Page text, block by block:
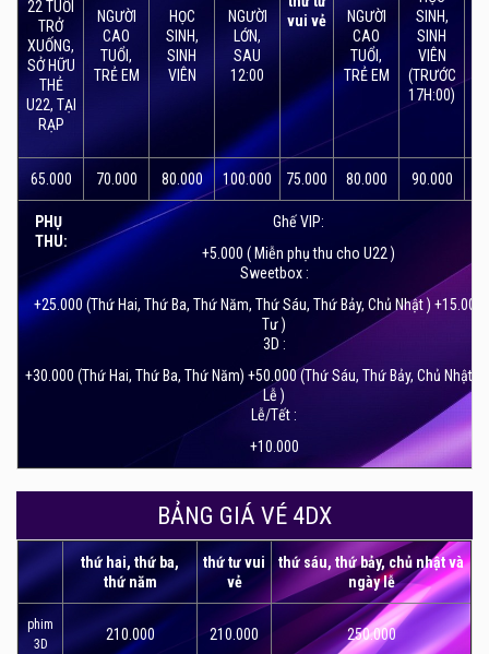
Cụm rạpCGV SC VivoCitycó 7 phòng chiếu phim,
trong đó 1 phòng chiếu IMAX, 1 phòng chiếu premium
hạng sang, 1 phòng chiếu 4DX và 4 phòng chiếu phim
2D, 3D. Bên cạnh các phòng chiếu công nghệ mới và
tiên tiến như 4DX, IMAX, Premium, thì toàn bộ các rạp
chiếu tại CGV VivoCity được đầu tư hệ thống âm
thanh vòm tạo hiệu ứng đa chiều Dolby@Surround
7.1, mang lại cho khán giả những thước phim trung
thực và sống động, đúng với tiêu chuẩn chiếu phim
quốc tế.
vui vẻ
22 TUỔI
TRỞ
XUỐNG,
SỞ HỮU
THẺ
U22, TẠI
RẠP
NGƯỜI
CAO
TUỔI,
TRẺ EM
HỌC
SINH,
SINH
VIÊN
NGƯỜI
LỚN,
SAU
12:00
NGƯỜI
CAO
TUỔI,
TRẺ EM
SINH,
SINH
VIÊN
(TRƯỚC
17H:00)
65.000 70.000 80.000 100.000 75.000 80.000 90.000
PHỤ
THU:
Ghế VIP:
+5.000 ( Miễn phụ thu cho U22 )
Sweetbox :
+25.000 (Thứ Hai, Thứ Ba, Thứ Năm, Thứ Sáu, Thứ Bảy, Chủ Nhật ) +15.000
Tư )
3D :
+30.000 (Thứ Hai, Thứ Ba, Thứ Năm) +50.000 (Thứ Sáu, Thứ Bảy, Chủ Nhật
Lễ )
Lễ/Tết :
+10.000
BẢNG GIÁ VÉ 4DX
thứ hai, thứ ba,
thứ năm
thứ tư vui
vẻ
thứ sáu, thứ bảy, chủ nhật và
ngày lễ
phim
3D
210.000 210.000 250.000